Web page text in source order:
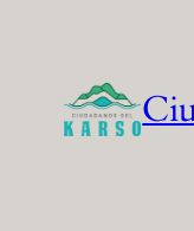
contenido